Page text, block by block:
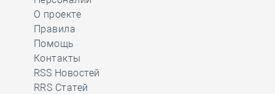
О проекте
Правила
Помощь
Контакты
RSS Новостей
RRS Статей